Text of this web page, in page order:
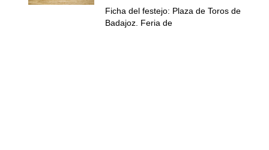
Ficha del festejo: Plaza de Toros de
Badajoz. Feria de